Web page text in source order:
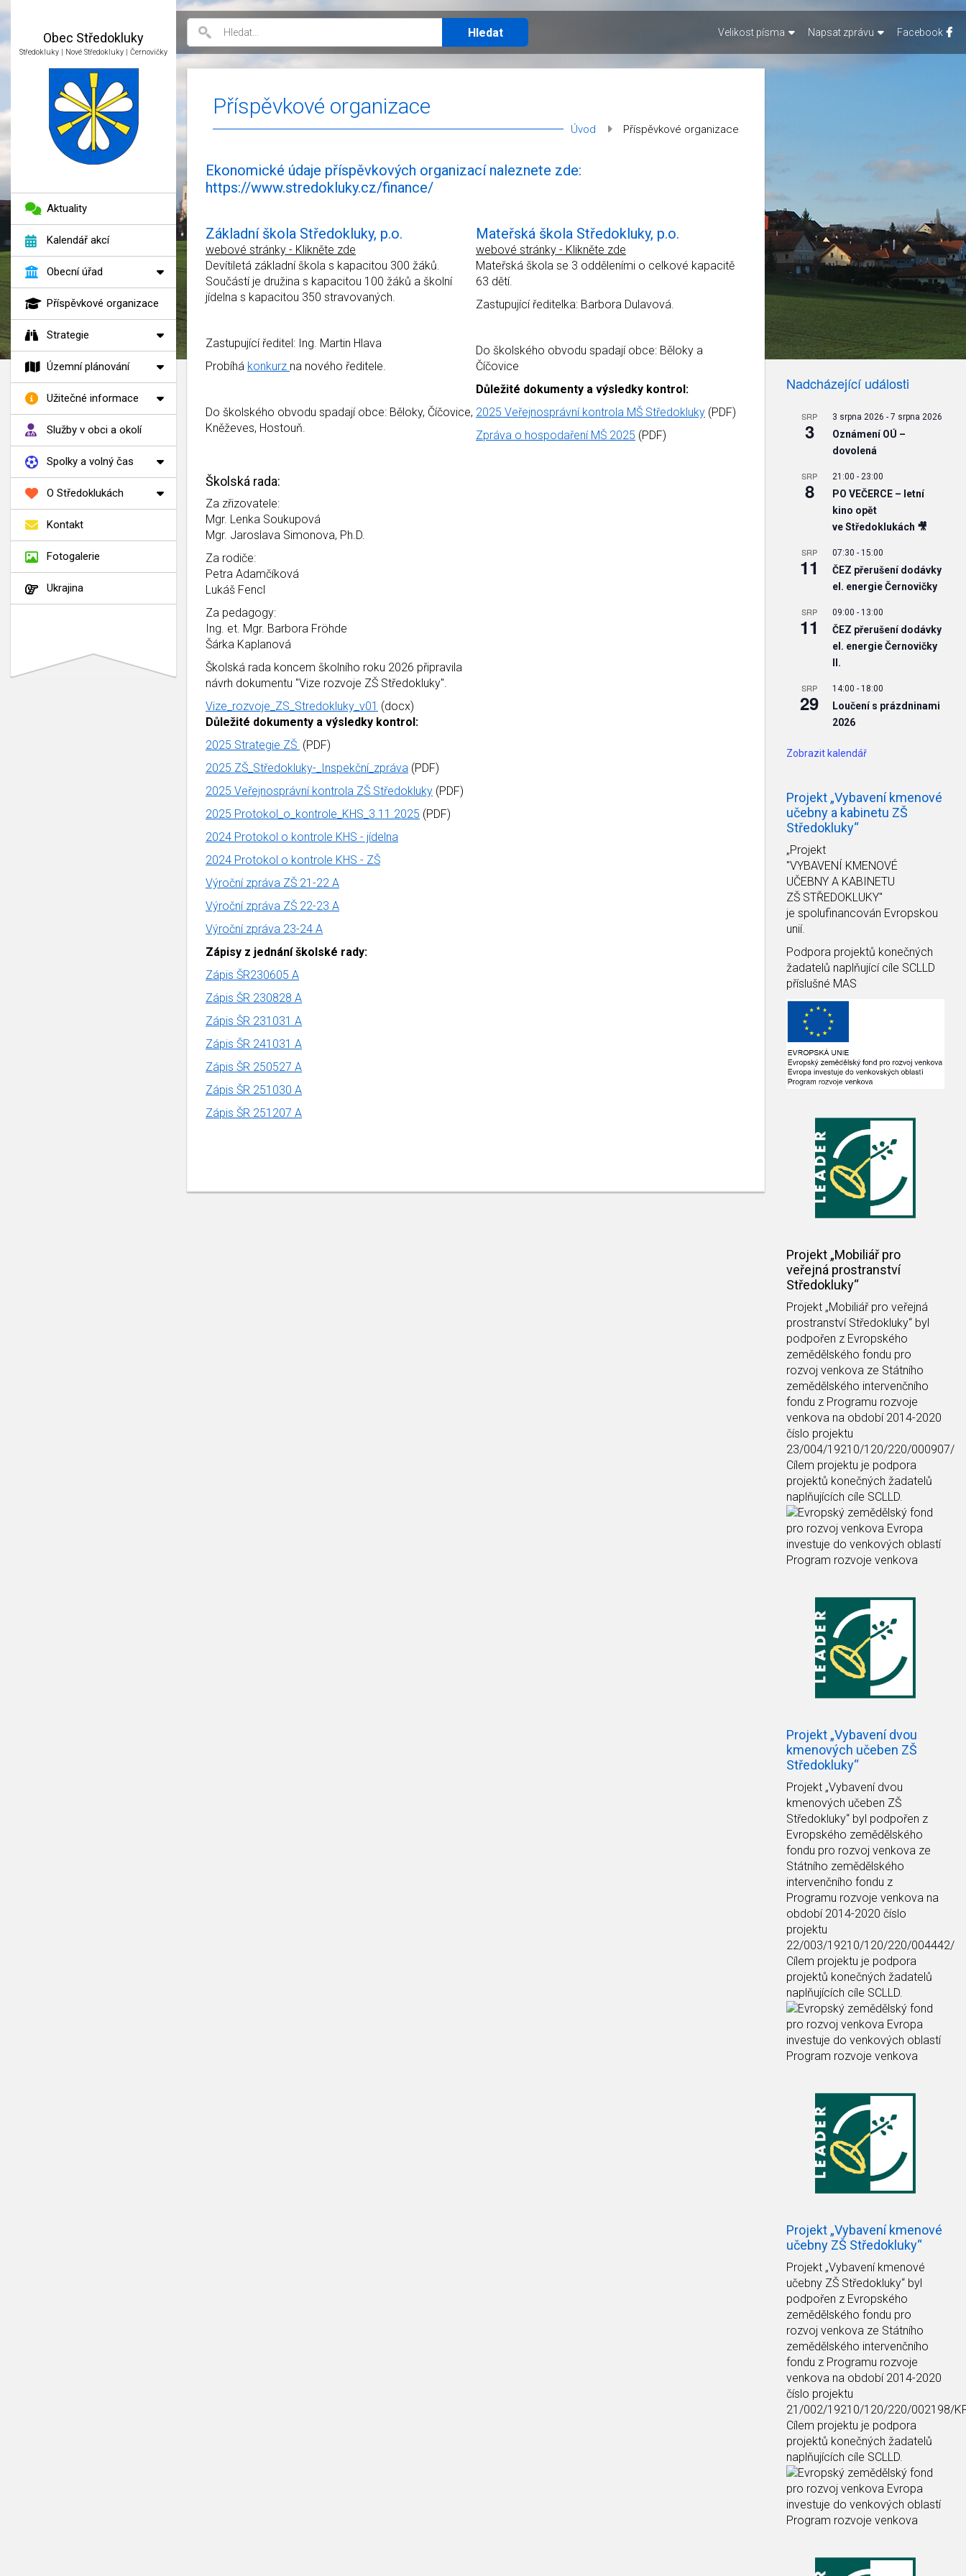
Obec Středokluky
Středokluky | Nové Středokluky | Černovičky
Příspěvkové organizace
Ekonomické údaje příspěvkových organizací naleznete zde:
https://www.stredokluky.cz/finance/
Základní škola Středokluky, p.o.
webové stránky - Klikněte zde
Devítiletá základní škola s kapacitou 300 žáků.
Součástí je družina s kapacitou 100 žáků a školní
jídelna s kapacitou 350 stravovaných.
Zastupující ředitel: Ing. Martin Hlava
Probíhá konkurz na nového ředitele.
Do školského obvodu spadají obce: Běloky, Číčovice,
Kněževes, Hostouň.
Školská rada:
Za zřizovatele:
Mgr. Lenka Soukupová
Mgr. Jaroslava Simonova, Ph.D.
Za rodiče:
Petra Adamčíková
Lukáš Fencl
Za pedagogy:
Ing. et. Mgr. Barbora Fröhde
Šárka Kaplanová
Školská rada koncem školního roku 2026 připravila
návrh dokumentu "Vize rozvoje ZŠ Středokluky".
Vize_rozvoje_ZS_Stredokluky_v01 (docx)
Důležité dokumenty a výsledky kontrol:
2025 Strategie ZŠ (PDF)
2025 ZŠ_Středokluky-_Inspekční_zpráva (PDF)
2025 Veřejnosprávní kontrola ZŠ Středokluky (PDF)
2025 Protokol_o_kontrole_KHS_3.11.2025 (PDF)
2024 Protokol o kontrole KHS - jídelna
2024 Protokol o kontrole KHS - ZŠ
Výroční zpráva ZŠ 21-22 A
Výroční zpráva ZŠ 22-23 A
Výroční zpráva 23-24 A
Zápisy z jednání školské rady:
Zápis ŠR230605 A
Zápis ŠR 230828 A
Zápis ŠR 231031 A
Zápis ŠR 241031 A
Zápis ŠR 250527 A
Zápis ŠR 251030 A
Zápis ŠR 251207 A
Mateřská škola Středokluky, p.o.
webové stránky - Klikněte zde
Mateřská škola se 3 odděleními o celkové kapacitě
63 dětí.
Zastupující ředitelka: Barbora Dulavová.
Do školského obvodu spadají obce: Běloky a
Číčovice
Důležité dokumenty a výsledky kontrol:
2025 Veřejnosprávní kontrola MŠ Středokluky (PDF)
Zpráva o hospodaření MŠ 2025 (PDF)
Úvod Příspěvkové organizace
Nadcházející události
SRP
3
3 srpna 2026 - 7 srpna 2026
Oznámení OÚ –
dovolená
SRP
8
21:00 - 23:00
PO VEČERCE – letní
kino opět
ve Středoklukách 🎥
SRP
11
07:30 - 15:00
ČEZ přerušení dodávky
el. energie Černovičky
SRP
11
09:00 - 13:00
ČEZ přerušení dodávky
el. energie Černovičky
II.
SRP
29
14:00 - 18:00
Loučení s prázdninami
2026
Zobrazit kalendář
Projekt „Vybavení kmenové
učebny a kabinetu ZŠ
Středokluky“
„Projekt
"VYBAVENÍ KMENOVÉ
UČEBNY A KABINETU
ZŠ STŘEDOKLUKY"
je spolufinancován Evropskou
unií.
Podpora projektů konečných
žadatelů naplňující cíle SCLLD
příslušné MAS
Projekt „Mobiliář pro
veřejná prostranství
Středokluky“
Projekt „Mobiliář pro veřejná
prostranství Středokluky“ byl
podpořen z Evropského
zemědělského fondu pro
rozvoj venkova ze Státního
zemědělského intervenčního
fondu z Programu rozvoje
venkova na období 2014-2020
číslo projektu
23/004/19210/120/220/000907/
Cílem projektu je podpora
projektů konečných žadatelů
naplňujících cíle SCLLD.
Projekt „Vybavení dvou
kmenových učeben ZŠ
Středokluky“
Projekt „Vybavení dvou
kmenových učeben ZŠ
Středokluky“ byl podpořen z
Evropského zemědělského
fondu pro rozvoj venkova ze
Státního zemědělského
intervenčního fondu z
Programu rozvoje venkova na
období 2014-2020 číslo
projektu
22/003/19210/120/220/004442/
Cílem projektu je podpora
projektů konečných žadatelů
naplňujících cíle SCLLD.
Projekt „Vybavení kmenové
učebny ZŠ Středokluky“
Projekt „Vybavení kmenové
učebny ZŠ Středokluky“ byl
podpořen z Evropského
zemědělského fondu pro
rozvoj venkova ze Státního
zemědělského intervenčního
fondu z Programu rozvoje
venkova na období 2014-2020
číslo projektu
21/002/19210/120/220/002198/
Cílem projektu je podpora
projektů konečných žadatelů
naplňujících cíle SCLLD.
Velikost písma Napsat zprávu Facebook
Aktuality
Kalendář akcí
Obecní úřad
Příspěvkové organizace
Strategie
Územní plánování
Užitečné informace
Služby v obci a okolí
Spolky a volný čas
O Středoklukách
Kontakt
Fotogalerie
Ukrajina